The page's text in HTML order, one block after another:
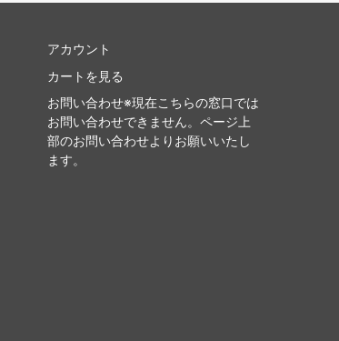
アカウント
カートを見る
お問い合わせ※現在こちらの窓口では
お問い合わせできません。ページ上
部のお問い合わせよりお願いいたし
ます。